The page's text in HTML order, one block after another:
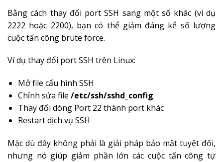
Bằng cách thay đổi port SSH sang một số khác (ví dụ
2222 hoặc 2200), bạn có thể giảm đáng kể số lượng
cuộc tấn công brute force.
Ví dụ thay đổi port SSH trên Linux:
Mở file cấu hình SSH
Chỉnh sửa file /etc/ssh/sshd_config
Thay đổi dòng Port 22 thành port khác
Restart dịch vụ SSH
Mặc dù đây không phải là giải pháp bảo mật tuyệt đối,
nhưng nó giúp giảm phần lớn các cuộc tấn công tự